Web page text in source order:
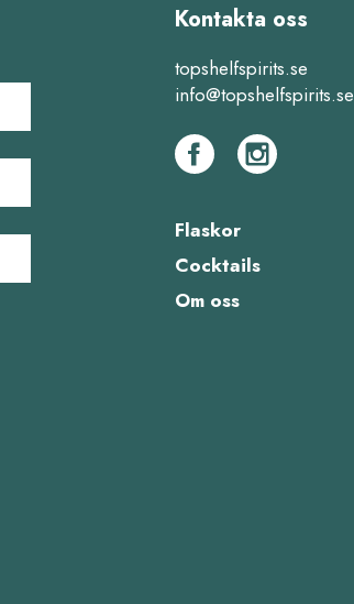
Kontakta oss
topshelfspirits.se
info@topshelfspirits.se
Flaskor
Cocktails
Om oss